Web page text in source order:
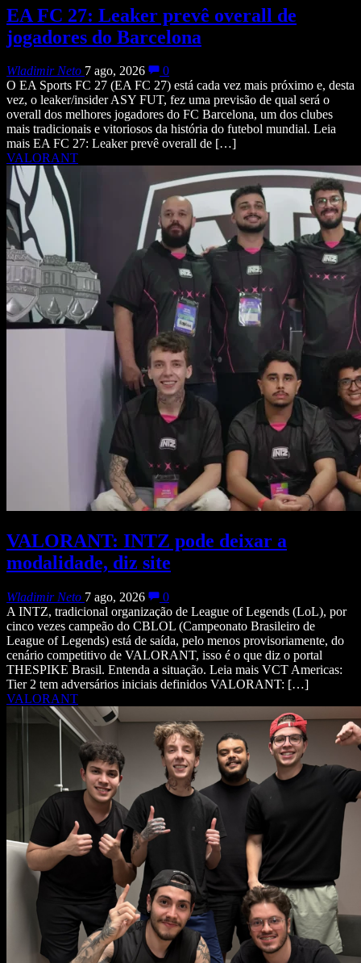
EA FC 27: Leaker prevê overall de
jogadores do Barcelona
Wladimir Neto 7 ago, 2026
0
O EA Sports FC 27 (EA FC 27) está cada vez mais próximo e, desta
vez, o leaker/insider ASY FUT, fez uma previsão de qual será o
overall dos melhores jogadores do FC Barcelona, um dos clubes
mais tradicionais e vitoriosos da história do futebol mundial. Leia
mais EA FC 27: Leaker prevê overall de […]
VALORANT
VALORANT: INTZ pode deixar a
modalidade, diz site
Wladimir Neto 7 ago, 2026
0
A INTZ, tradicional organização de League of Legends (LoL), por
cinco vezes campeão do CBLOL (Campeonato Brasileiro de
League of Legends) está de saída, pelo menos provisoriamente, do
cenário competitivo de VALORANT, isso é o que diz o portal
THESPIKE Brasil. Entenda a situação. Leia mais VCT Americas:
Tier 2 tem adversários iniciais definidos VALORANT: […]
VALORANT